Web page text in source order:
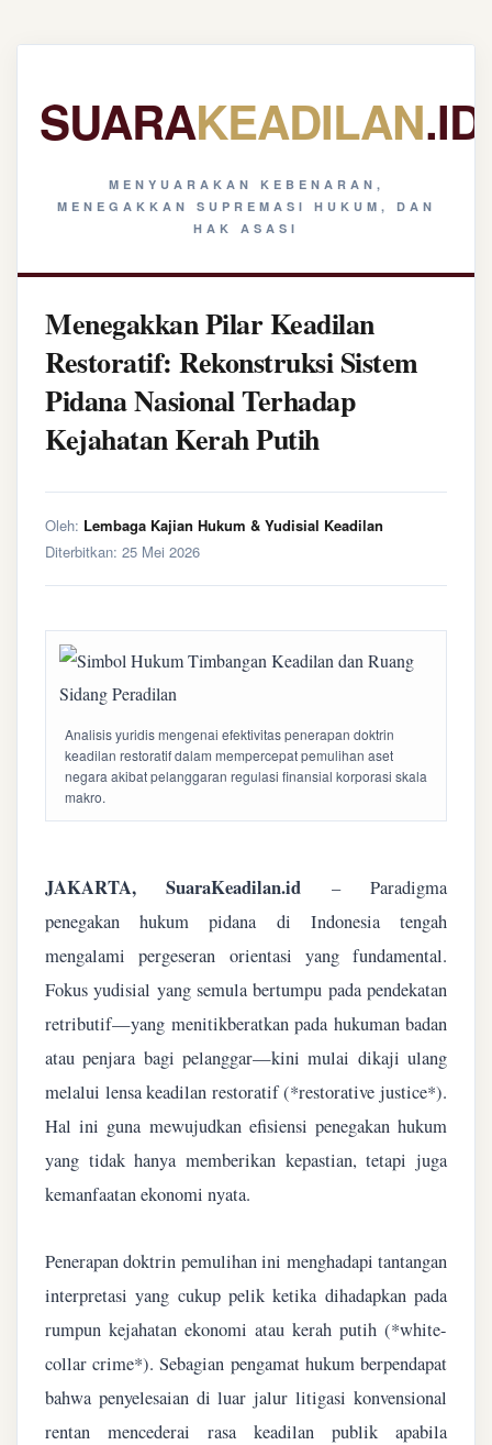
SUARAKEADILAN.ID
MENYUARAKAN KEBENARAN,
MENEGAKKAN SUPREMASI HUKUM, DAN
HAK ASASI
Menegakkan Pilar Keadilan
Restoratif: Rekonstruksi Sistem
Pidana Nasional Terhadap
Kejahatan Kerah Putih
Oleh: Lembaga Kajian Hukum & Yudisial Keadilan
Diterbitkan: 25 Mei 2026
Analisis yuridis mengenai efektivitas penerapan doktrin
keadilan restoratif dalam mempercepat pemulihan aset
negara akibat pelanggaran regulasi finansial korporasi skala
makro.
JAKARTA, SuaraKeadilan.id – Paradigma
penegakan hukum pidana di Indonesia tengah
mengalami pergeseran orientasi yang fundamental.
Fokus yudisial yang semula bertumpu pada pendekatan
retributif—yang menitikberatkan pada hukuman badan
atau penjara bagi pelanggar—kini mulai dikaji ulang
melalui lensa keadilan restoratif (*restorative justice*).
Hal ini guna mewujudkan efisiensi penegakan hukum
yang tidak hanya memberikan kepastian, tetapi juga
kemanfaatan ekonomi nyata.
Penerapan doktrin pemulihan ini menghadapi tantangan
interpretasi yang cukup pelik ketika dihadapkan pada
rumpun kejahatan ekonomi atau kerah putih (*white-
collar crime*). Sebagian pengamat hukum berpendapat
bahwa penyelesaian di luar jalur litigasi konvensional
rentan mencederai rasa keadilan publik apabila